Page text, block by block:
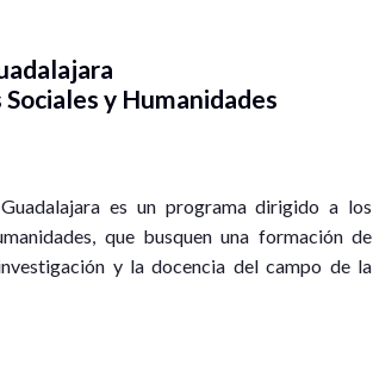
y Humanidades
es un programa dirigido a los
que busquen una formación de
y la docencia del campo de la